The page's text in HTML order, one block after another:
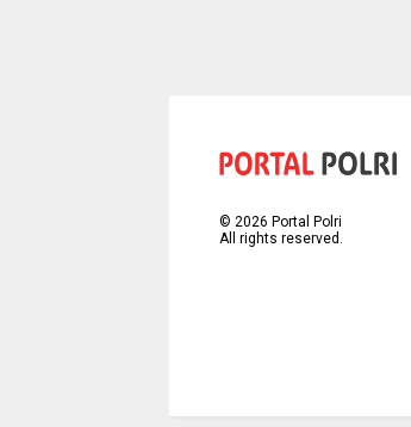
©2026 Portal Polri
All rights reserved.